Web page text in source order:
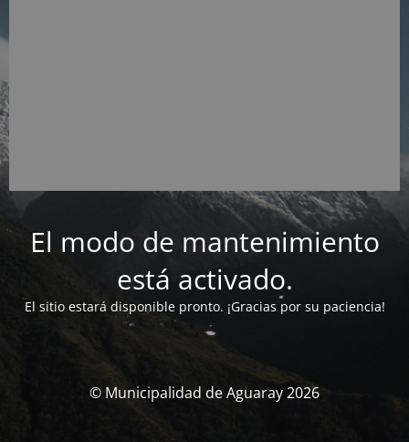
El modo de mantenimiento
está activado.
El sitio estará disponible pronto. ¡Gracias por su paciencia!
© Municipalidad de Aguaray 2026